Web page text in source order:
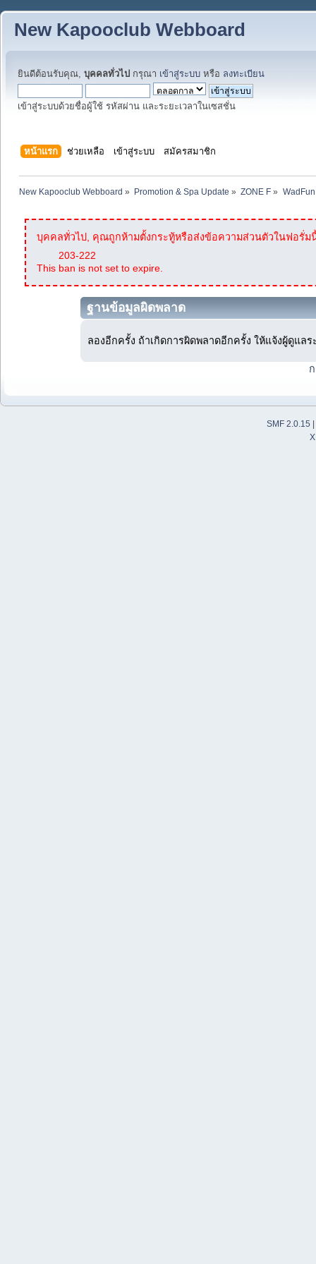
New Kapooclub Webboard
ยินดีต้อนรับคุณ, บุคคลทั่วไป กรุณา เข้าสู่ระบบ หรือ ลงทะเบียน
เข้าสู่ระบบด้วยชื่อผู้ใช้ รหัสผ่าน และระยะเวลาในเซสชั่น
หน้าแรก ช่วยเหลือ เข้าสู่ระบบ สมัครสมาชิก
New Kapooclub Webboard » Promotion & Spa Update » ZONE F »
บุคคลทั่วไป, คุณถูกห้ามตั้งกระทู้หรือส่งข้อความส่วนตัวในฟอรั่ม
203-222
This ban is not set to expire.
ฐานข้อมูลผิดพลาด
ลองอีกครั้ง ถ้าเกิดการผิดพลาดอีกครั้ง ให้แจ้งผู้ดูแลร
SMF 2.0.15